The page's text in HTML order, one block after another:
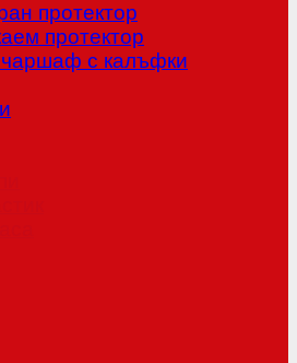
протектор
протектор
чаршаф с калъфки